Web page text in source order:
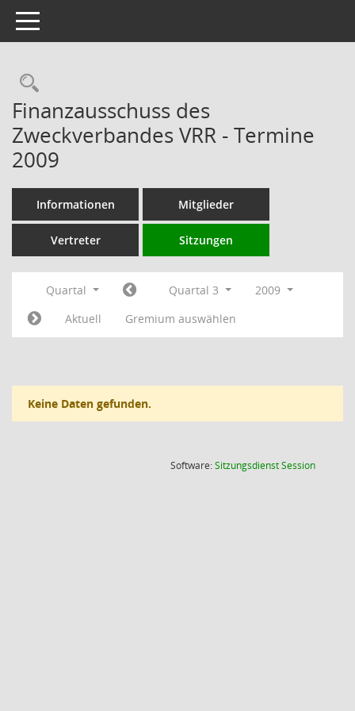
Toggle navigation
Rechercheauswahl
Finanzausschuss des
Zweckverbandes VRR - Termine
2009
Informationen Mitglieder
Vertreter Sitzungen
Quartal Quartal 3
2009
Aktuell
Gremium auswählen
Keine Daten gefunden.
Software:SitzungsdienstSession(Wird in